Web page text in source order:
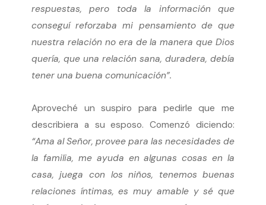
respuestas, pero toda la información que
conseguí reforzaba mi pensamiento de que
nuestra relación no era de la manera que Dios
quería, que una relación sana, duradera, debía
tener una buena comunicación”.
Aproveché un suspiro para pedirle que me
describiera a su esposo. Comenzó diciendo:
“Ama al Señor, provee para las necesidades de
la familia, me ayuda en algunas cosas en la
casa, juega con los niños, tenemos buenas
relaciones íntimas, es muy amable y sé que